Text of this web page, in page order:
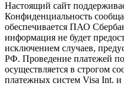
Настоящий сайт
Конфиденциальность
обеспечивается ПАО
информация не будет
исключением случаев,
РФ. Проведение платежей
осуществляется в строгом
платежных систем Visa Int. и